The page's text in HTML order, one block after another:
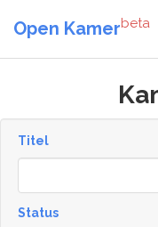
Open Kamerbeta
Titel
Status